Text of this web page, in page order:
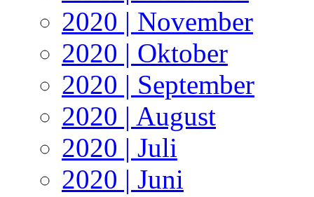
2020 | November
2020 | Oktober
2020 | September
2020 | August
2020 | Juli
2020 | Juni